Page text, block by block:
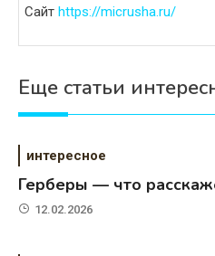
Сайт https://micrusha.ru/
Еще статьи
интересное
Герберы — что
12.02.2026